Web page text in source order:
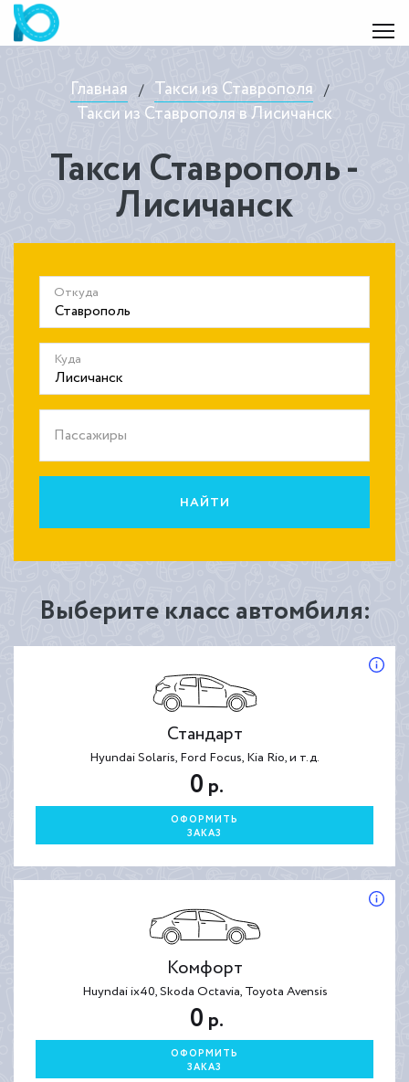
Главная / Такси из Ставрополя /
Такси из Ставрополя в Лисичанск
Такси Ставрополь -
Лисичанск
Откуда
Куда
Пассажиры
НАЙТИ
Выберите класс автомбиля:
Стандарт
Hyundai Solaris, Ford Focus, Kia Rio, и т.д.
0 р.
ОФОРМИТЬ
ЗАКАЗ
Комфорт
Huyndai ix40, Skoda Octavia, Toyota Avensis
0 р.
ОФОРМИТЬ
ЗАКАЗ